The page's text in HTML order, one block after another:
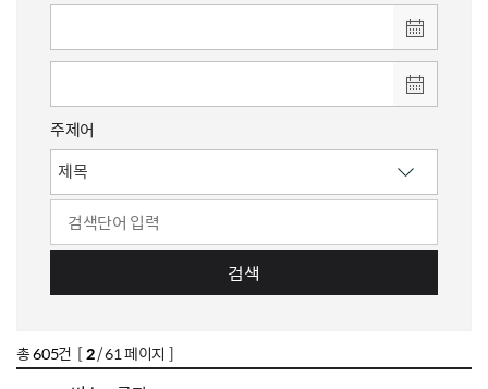
주제어
검색
총605건 [2/ 61 페이지 ]